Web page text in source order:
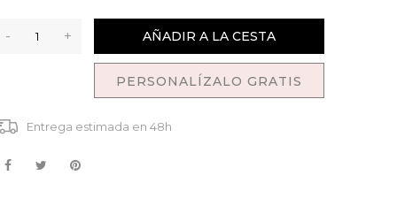
- + AÑADIR A LA CESTA
PERSONALÍZALO GRATIS
Entrega estimada en 48h